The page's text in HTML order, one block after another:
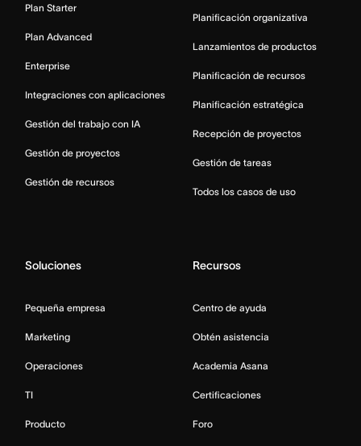
Plan Starter
Plan Advanced
Enterprise
Integraciones con aplicaciones
Gestión del trabajo con IA
Gestión de proyectos
Gestión de recursos
Planificación organizativa
Lanzamientos de productos
Planificación de recursos
Planificación estratégica
Recepción de proyectos
Gestión de tareas
Todos los casos de uso
Soluciones
Pequeña empresa
Marketing
Operaciones
TI
Producto
Recursos
Centro de ayuda
Obtén asistencia
Academia Asana
Certificaciones
Foro